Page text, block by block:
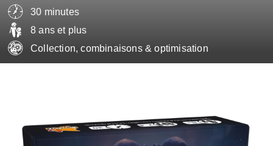
30 minutes
8 ans et plus
Collection, combinaisons & optimisation